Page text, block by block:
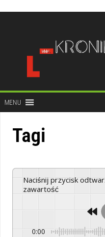
treści
MENU
Tagi
Naciśnij przycisk odtwarzania, aby odsłuchać tę
zawartość
0:00